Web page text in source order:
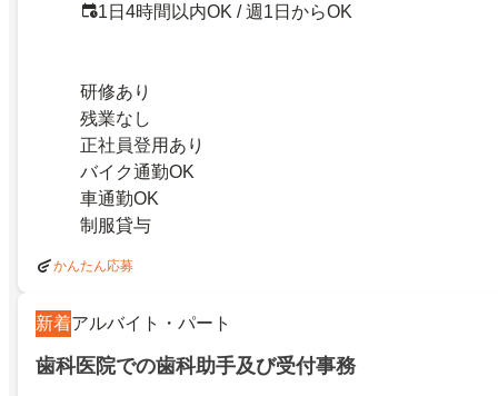
1日4時間以内OK / 週1日からOK
研修あり
残業なし
正社員登用あり
バイク通勤OK
車通勤OK
制服貸与
かんたん応募
新着アルバイト・パート
歯科医院での歯科助手及び受付事務